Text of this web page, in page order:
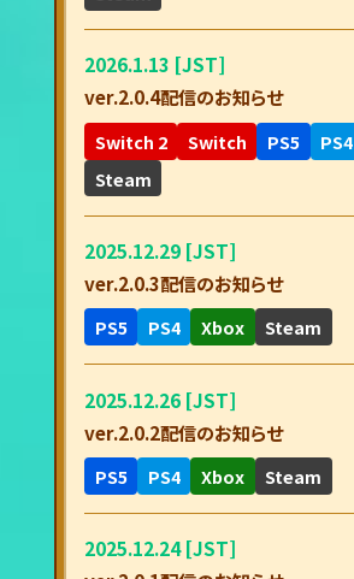
2026.1.13 [JST]
ver.2.0.4配信のお知らせ
Switch 2 Switch PS5 PS4
Steam
2025.12.29 [JST]
ver.2.0.3配信のお知らせ
PS5 PS4 Xbox Steam
2025.12.26 [JST]
ver.2.0.2配信のお知らせ
PS5 PS4 Xbox Steam
2025.12.24 [JST]